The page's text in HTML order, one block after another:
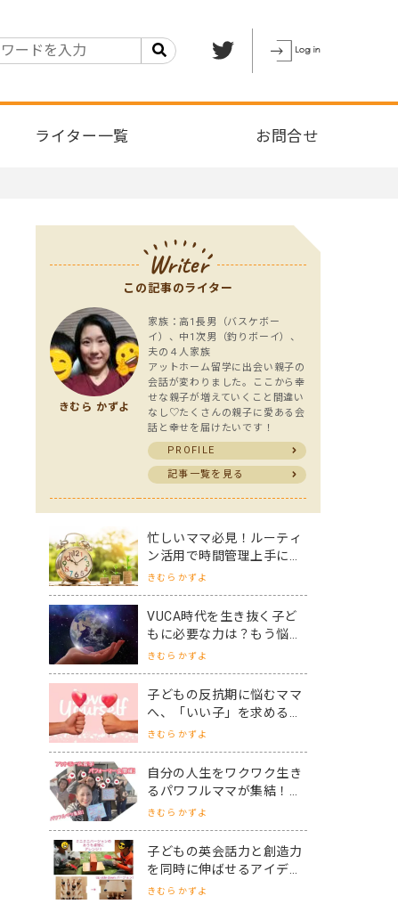
ライター一覧 お問合せ
Writer
この記事のライター
きむら かずよ
家族：高1長男（バスケボー
イ）、中1次男（釣りボーイ）、
夫の４人家族
アットホーム留学に出会い親子の
会話が変わりました。ここから幸
せな親子が増えていくこと間違い
なし♡たくさんの親子に愛ある会
話と幸せを届けたいです！
PROFILE
記事一覧を見る
忙しいママ必見！ルーティ
ン活用で時間管理上手にな
り、自分の理想を叶えまし
きむら かずよ
VUCA時代を生き抜く子ど
もに必要な力は？もう悩ま
ない子育ての軸を手に入れ
きむら かずよ
子どもの反抗期に悩むママ
へ、「いい子」を求める盲
点と反抗期への対応策
きむら かずよ
自分の人生をワクワク生き
るパワフルママが集結！ア
ットホーム留学パフォーマ
きむら かずよ
子どもの英会話力と創造力
を同時に伸ばせるアイデア
力セミナーって？～Vol.3
きむら かずよ